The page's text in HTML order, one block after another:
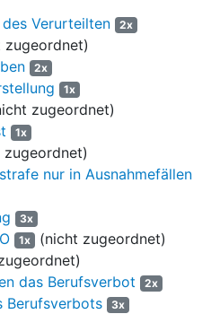
Erfolg
Rechtsanwalts der Erfolg
II.
des Rechtsanwalts hat die
ergeben:
erste juristische Staatsprüfung
juristische Staatsprüfung am
nach mehreren Umzügen
K.. Zurzeit ist der Rechtsanwalt
K.
des Verurteilten 2x
2x
1x
zugeordnet)
1x
nur in Ausnahmefällen
3x
1x (nicht zugeordnet)
das Berufsverbot
2x
Berufsverbots 3x